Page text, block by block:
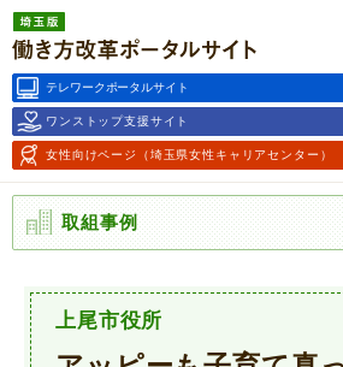
埼玉版働き方改革ポータルサ
イト
テレワークポータルサイト
ワンストップ支援サイト
女性向けページ （埼玉県女性キャリアセンター）
取組事例
上尾市役所